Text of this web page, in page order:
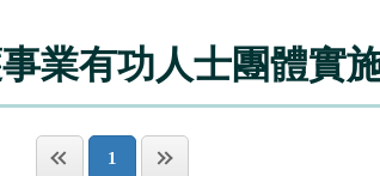
業有功人士團體實
1